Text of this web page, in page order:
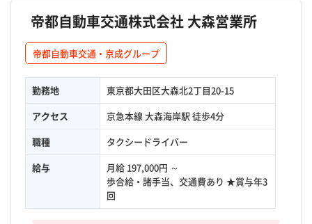
帝都自動車交通株式会社 大森営業所
帝都自動車交通・京成グループ
勤務地
東京都大田区大森北2丁目20-15
アクセス
京急本線 大森海岸駅 徒歩4分
職種
タクシードライバー
給与
月給 197,000円 ～
歩合給・諸手当、交通費あり ★賞与年3
回